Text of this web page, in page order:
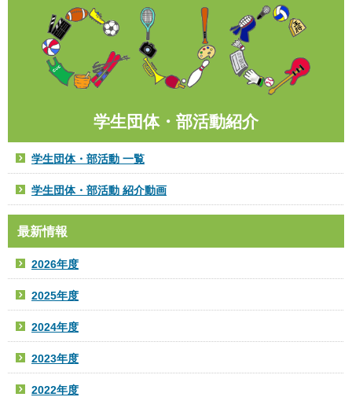
学生団体・部活動紹介
学生団体・部活動 一覧
学生団体・部活動 紹介動画
最新情報
2026年度
2025年度
2024年度
2023年度
2022年度